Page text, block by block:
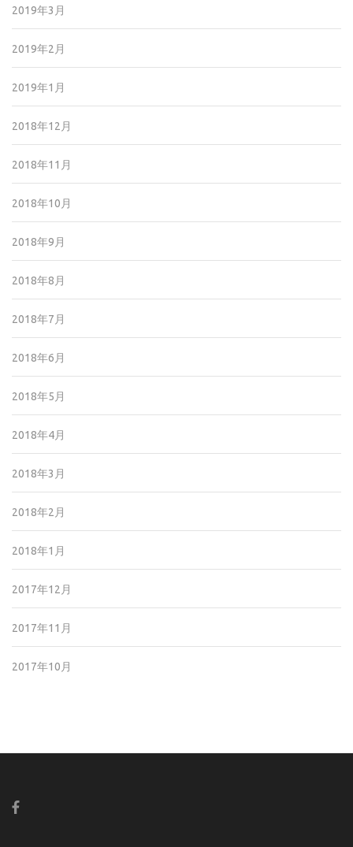
2019年3月
2019年2月
2019年1月
2018年12月
2018年11月
2018年10月
2018年9月
2018年8月
2018年7月
2018年6月
2018年5月
2018年4月
2018年3月
2018年2月
2018年1月
2017年12月
2017年11月
2017年10月